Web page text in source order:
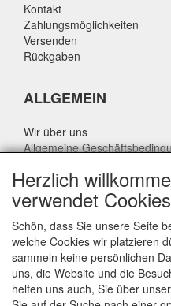
Kontakt
Zahlungsmöglichkeiten
Versenden
Rückgaben
ALLGEMEIN
Wir über uns
Allgemeine
Haftungsausschluss
Über Rik Thijssen
ALLGEMEIN
Herzlich
verwendet
Schön, dass Sie unsere Seite
welche Cookies wir platzieren
sammeln keine persönlichen
uns, die Website und die
helfen uns auch, Sie über